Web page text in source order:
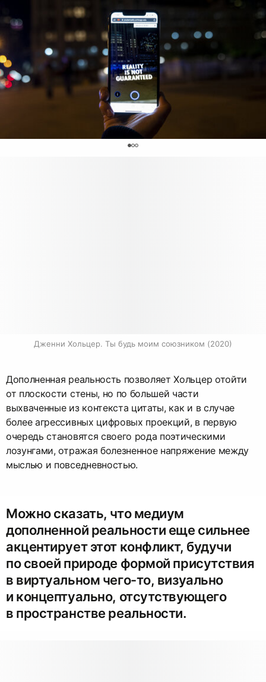
Дженни Хольцер. Ты будь моим союзником (2020)
Дополненная реальность позволяет Хольцер отойти
от плоскости стены, но по большей части
выхваченные из контекста цитаты, как и в случае
более агрессивных цифровых проекций, в первую
очередь становятся своего рода поэтическими
лозунгами, отражая болезненное напряжение между
мыслью и повседневностью.
Можно сказать, что медиум
дополненной реальности еще сильнее
акцентирует этот конфликт, будучи
по своей природе формой присутствия
в виртуальном чего-то, визуально
и концептуально, отсутствующего
в пространстве реальности.